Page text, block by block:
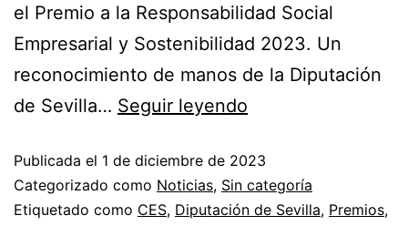
el Premio a la Responsabilidad Social
Empresarial y Sostenibilidad 2023. Un
reconocimiento de manos de la Diputación
de Sevilla… Seguir leyendo
Publicada el 1 de diciembre de 2023
Categorizado como Noticias, Sin categoría
Etiquetado como CES, Diputación de Sevilla, Premios,